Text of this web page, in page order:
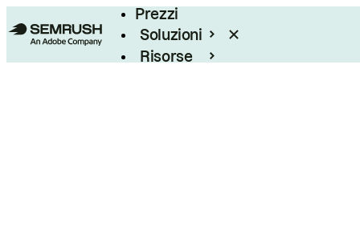
Prezzi
Soluzioni
Risorse